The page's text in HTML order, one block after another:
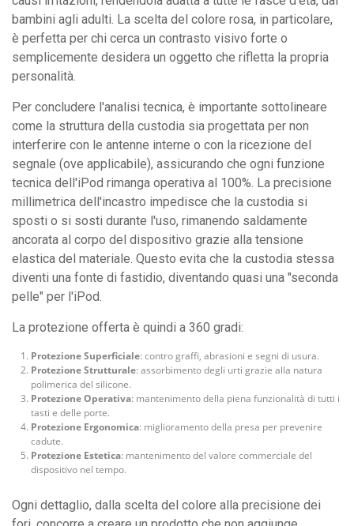
bambini agli adulti. La scelta del colore rosa, in particolare,
è perfetta per chi cerca un contrasto visivo forte o
semplicemente desidera un oggetto che rifletta la propria
personalità.
Per concludere l'analisi tecnica, è importante sottolineare
come la struttura della custodia sia progettata per non
interferire con le antenne interne o con la ricezione del
segnale (ove applicabile), assicurando che ogni funzione
tecnica dell'iPod rimanga operativa al 100%. La precisione
millimetrica dell'incastro impedisce che la custodia si
sposti o si sosti durante l'uso, rimanendo saldamente
ancorata al corpo del dispositivo grazie alla tensione
elastica del materiale. Questo evita che la custodia stessa
diventi una fonte di fastidio, diventando quasi una "seconda
pelle" per l'iPod.
La protezione offerta è quindi a 360 gradi:
Protezione Superficiale: contro graffi, abrasioni e segni di usura.
Protezione Strutturale: assorbimento degli urti grazie alla natura
polimerica del silicone.
Protezione Operativa: mantenimento della piena funzionalità di tutti i
tasti e delle porte.
Protezione Ergonomica: miglioramento della presa per prevenire
cadute.
Protezione Estetica: mantenimento del valore commerciale del
dispositivo nel tempo.
Ogni dettaglio, dalla scelta del colore alla precisione dei